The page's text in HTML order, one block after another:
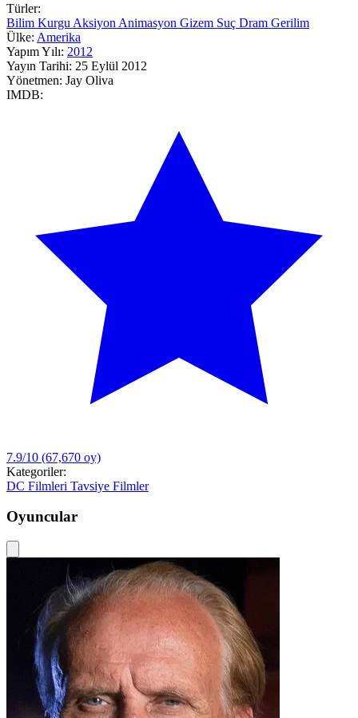
Türler:
Bilim Kurgu Aksiyon Animasyon Gizem Suç Dram Gerilim
Ülke: Amerika
Yapım Yılı: 2012
Yayın Tarihi: 25 Eylül 2012
Yönetmen: Jay Oliva
IMDB:
7.9/10 (67,670 oy)
Kategoriler:
DC Filmleri Tavsiye Filmler
Oyuncular